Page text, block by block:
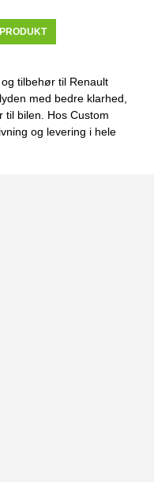
tilbehør til Renault
med bedre klarhed,
til bilen. Hos Custom
og levering i hele